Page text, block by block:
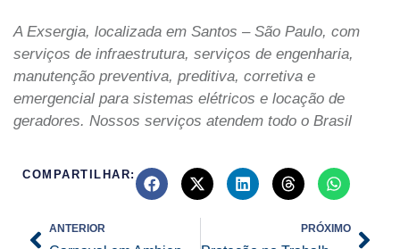
A Exsergia, localizada em Santos – São Paulo, com
serviços de infraestrutura, serviços de engenharia,
manutenção preventiva, preditiva, corretiva e
emergencial para sistemas elétricos e locação de
geradores. Nossos serviços atendem todo o Brasil
COMPARTILHAR:
Prev
ANTERIOR PRÓXIMO